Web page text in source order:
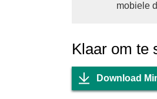
mobiele
Klaar om te
Download